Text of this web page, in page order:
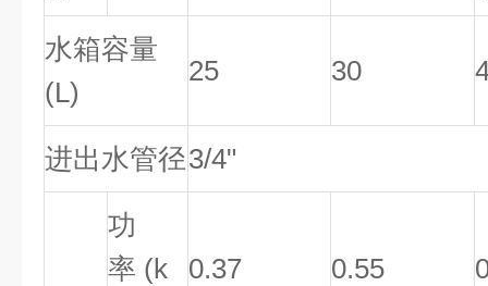
水箱容量
(L)
25 30
进出水管径3/4"
功
率 (k
0.37 0.55